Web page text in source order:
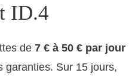
ID.4
de 7 € à 50 € par jour
garanties. Sur 15 jours,